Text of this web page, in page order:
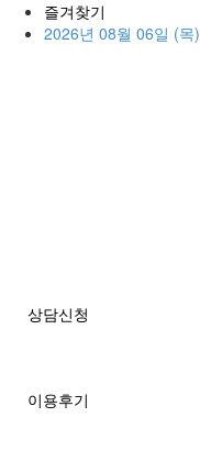
즐겨찾기
2026년 08월 06일 (목)
상담신청
이용후기